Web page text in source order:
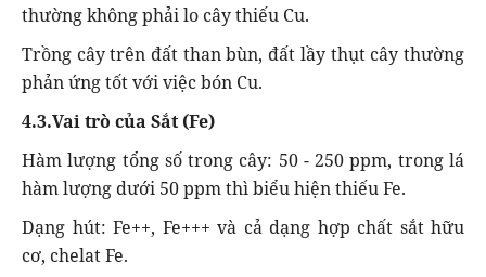
thường không phải lo cây thiếu Cu.
Trồng cây trên đất than bùn, đất lầy thụt cây thường
phản ứng tốt với việc bón Cu.
4.3.Vai trò của Sắt (Fe)
Hàm lượng tổng số trong cây: 50 - 250 ppm, trong lá
hàm lượng dưới 50 ppm thì biểu hiện thiếu Fe.
Dạng hút: Fe++, Fe+++ và cả dạng hợp chất sắt hữu
cơ, chelat Fe.